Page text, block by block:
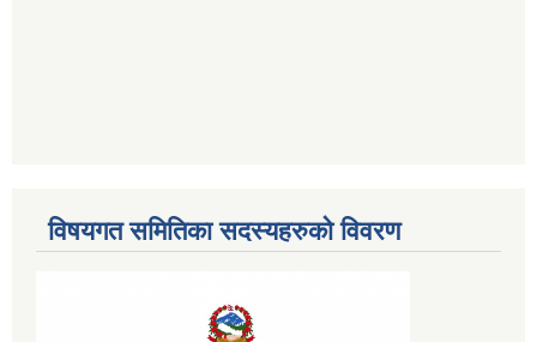
विषयगत समितिका सदस्यहरुको विवरण